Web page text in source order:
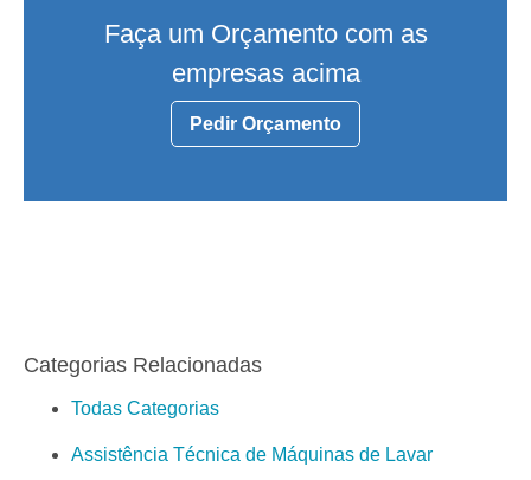
Faça um Orçamento com as
empresas acima
Pedir Orçamento
Categorias Relacionadas
Todas Categorias
Assistência Técnica de Máquinas de Lavar